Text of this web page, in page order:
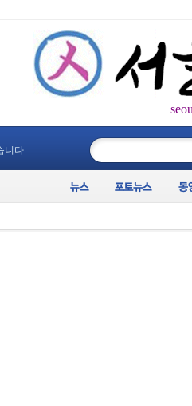
니다